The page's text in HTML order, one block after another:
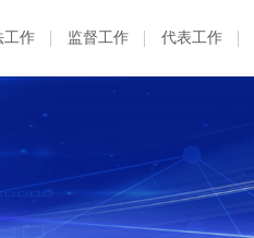
工作 监督工作 代表工作